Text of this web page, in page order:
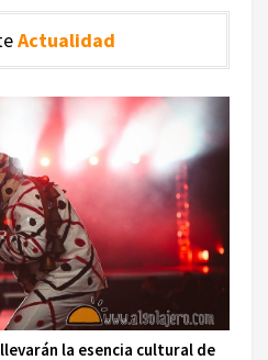
Actualidad
la esencia cultural de